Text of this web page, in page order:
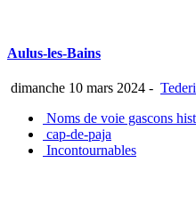
Aulus-les-Bains
dimanche 10 mars 2024 -
Noms de voie gascons
cap-de-paja
Incontournables